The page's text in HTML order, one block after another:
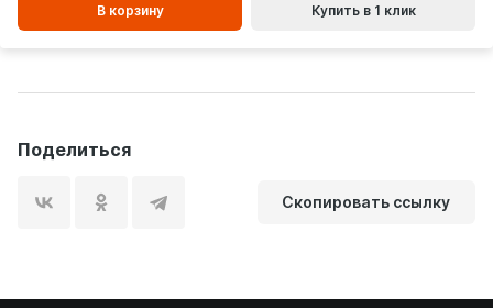
В корзину Купить в 1 клик
Поделиться
Скопировать ссылку